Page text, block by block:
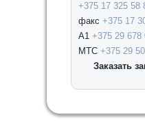
+375 17 325 58
факс+375 17
А1+375 29 678
МТС+375 29
Заказать